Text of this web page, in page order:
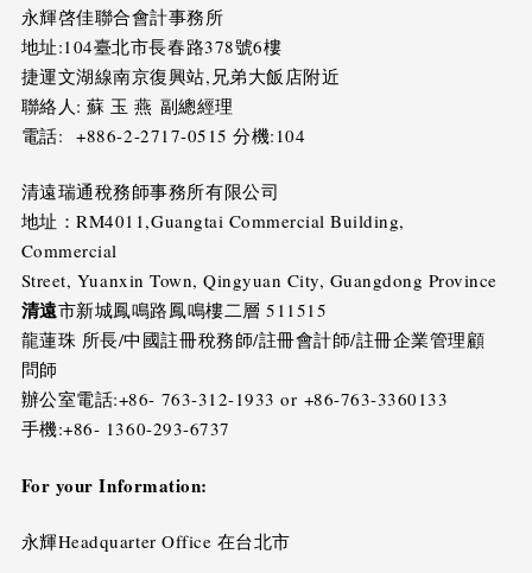
永輝啓佳聯合會計事務所
地址:104臺北市長春路378號6樓
捷運文湖線南京復興站,兄弟大飯店附近
聯絡人: 蘇 玉 燕 副總經理
電話: +886-2-2717-0515 分機:104
清遠瑞通稅務師事務所有限公司
地址：RM4011,Guangtai Commercial Building,
Commercial
Street, Yuanxin Town, Qingyuan City, Guangdong Province
清遠市新城鳳鳴路鳳鳴樓二層 511515
龍蓮珠 所長/中國註冊稅務師/註冊會計師/註冊企業管理顧
問師
辦公室電話:+86- 763-312-1933 or +86-763-3360133
手機:+86- 1360-293-6737
For your Information:
永輝Headquarter Office 在台北市